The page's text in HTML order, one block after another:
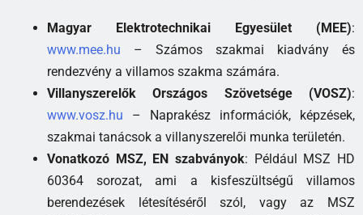
Magyar Elektrotechnikai Egyesület (MEE):
www.mee.hu – Számos szakmai kiadvány és
rendezvény a villamos szakma számára.
Villanyszerelők Országos Szövetsége (VOSZ):
www.vosz.hu – Naprakész információk, képzések,
szakmai tanácsok a villanyszerelői munka területén.
Vonatkozó MSZ, EN szabványok: Például MSZ HD
60364 sorozat, ami a kisfeszültségű villamos
berendezések létesítéséről szól, vagy az MSZ